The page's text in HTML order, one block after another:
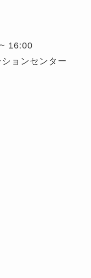
16:00
ョンセンター